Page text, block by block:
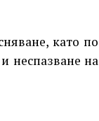
като по
неспазване на